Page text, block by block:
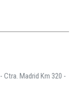
- Ctra. Madrid Km 320 -